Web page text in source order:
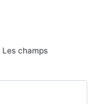
Les champs